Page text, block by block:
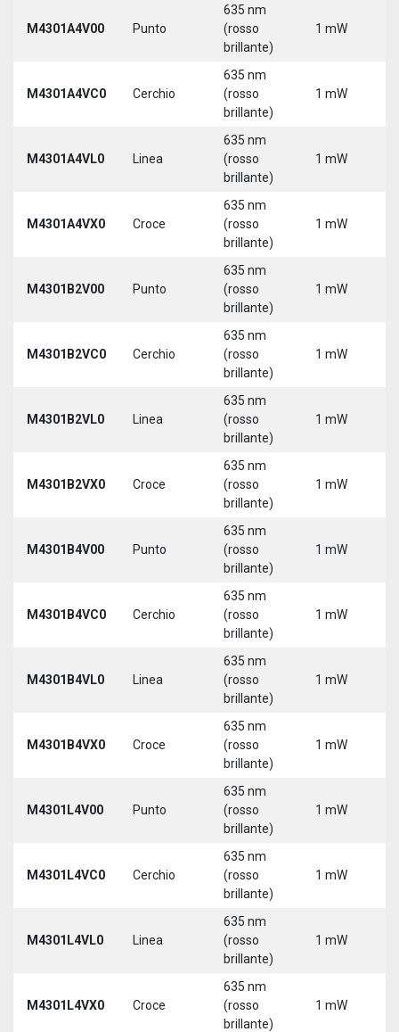
M4301A4V00 Punto
635 nm
(rosso
brillante)
1 mW
M4301A4VC0 Cerchio
635 nm
(rosso
brillante)
1 mW
M4301A4VL0 Linea
635 nm
(rosso
brillante)
1 mW
M4301A4VX0 Croce
635 nm
(rosso
brillante)
1 mW
M4301B2V00 Punto
635 nm
(rosso
brillante)
1 mW
M4301B2VC0 Cerchio
635 nm
(rosso
brillante)
1 mW
M4301B2VL0 Linea
635 nm
(rosso
brillante)
1 mW
M4301B2VX0 Croce
635 nm
(rosso
brillante)
1 mW
M4301B4V00 Punto
635 nm
(rosso
brillante)
1 mW
M4301B4VC0 Cerchio
635 nm
(rosso
brillante)
1 mW
M4301B4VL0 Linea
635 nm
(rosso
brillante)
1 mW
M4301B4VX0 Croce
635 nm
(rosso
brillante)
1 mW
M4301L4V00 Punto
635 nm
(rosso
brillante)
1 mW
M4301L4VC0 Cerchio
635 nm
(rosso
brillante)
1 mW
M4301L4VL0 Linea
635 nm
(rosso
brillante)
1 mW
M4301L4VX0 Croce
635 nm
(rosso
brillante)
1 mW